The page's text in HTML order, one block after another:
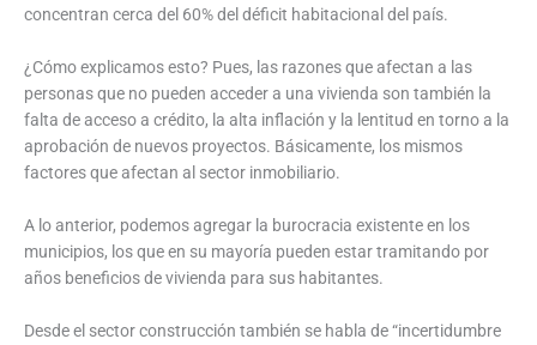
concentran cerca del 60% del déficit habitacional del país.
¿Cómo explicamos esto? Pues, las razones que afectan a las
personas que no pueden acceder a una vivienda son también la
falta de acceso a crédito, la alta inflación y la lentitud en torno a la
aprobación de nuevos proyectos. Básicamente, los mismos
factores que afectan al sector inmobiliario.
A lo anterior, podemos agregar la burocracia existente en los
municipios, los que en su mayoría pueden estar tramitando por
años beneficios de vivienda para sus habitantes.
Desde el sector construcción también se habla de “incertidumbre